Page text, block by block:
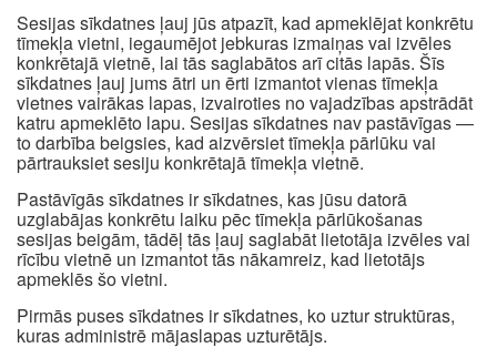
Sesijas sīkdatnes ļauj jūs atpazīt, kad apmeklējat konkrētu
tīmekļa vietni, iegaumējot jebkuras izmaiņas vai izvēles
konkrētajā vietnē, lai tās saglabātos arī citās lapās. Šīs
sīkdatnes ļauj jums ātri un ērti izmantot vienas tīmekļa
vietnes vairākas lapas, izvairoties no vajadzības apstrādāt
katru apmeklēto lapu. Sesijas sīkdatnes nav pastāvīgas —
to darbība beigsies, kad aizvērsiet tīmekļa pārlūku vai
pārtrauksiet sesiju konkrētajā tīmekļa vietnē.
Pastāvīgās sīkdatnes ir sīkdatnes, kas jūsu datorā
uzglabājas konkrētu laiku pēc tīmekļa pārlūkošanas
sesijas beigām, tādēļ tās ļauj saglabāt lietotāja izvēles vai
rīcību vietnē un izmantot tās nākamreiz, kad lietotājs
apmeklēs šo vietni.
Pirmās puses sīkdatnes ir sīkdatnes, ko uztur struktūras,
kuras administrē mājaslapas uzturētājs.